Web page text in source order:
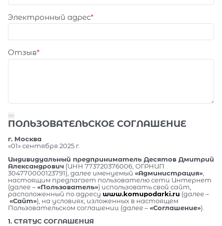
Электронный адрес
Отзыв
ПОЛЬЗОВАТЕЛЬСКОЕ СОГЛАШЕНИЕ
г. Москва
«01» сентября 2025 г.
Индивидуальный предприниматель Десятов Дмитрий
Александрович (ИНН 773720376006, ОГРНИП
304770000123791), далее именуемый «Администрация»
настоящим предлагает пользователю сети Интернет
(далее –«Пользователь») использовать свой сайт,
расположенный по адресу www.komupodarki.ru (далее –
«Сайт»), на условиях, изложенных в настоящем
Пользовательском соглашении (далее –«Соглашение»).
1. СТАТУС СОГЛАШЕНИЯ